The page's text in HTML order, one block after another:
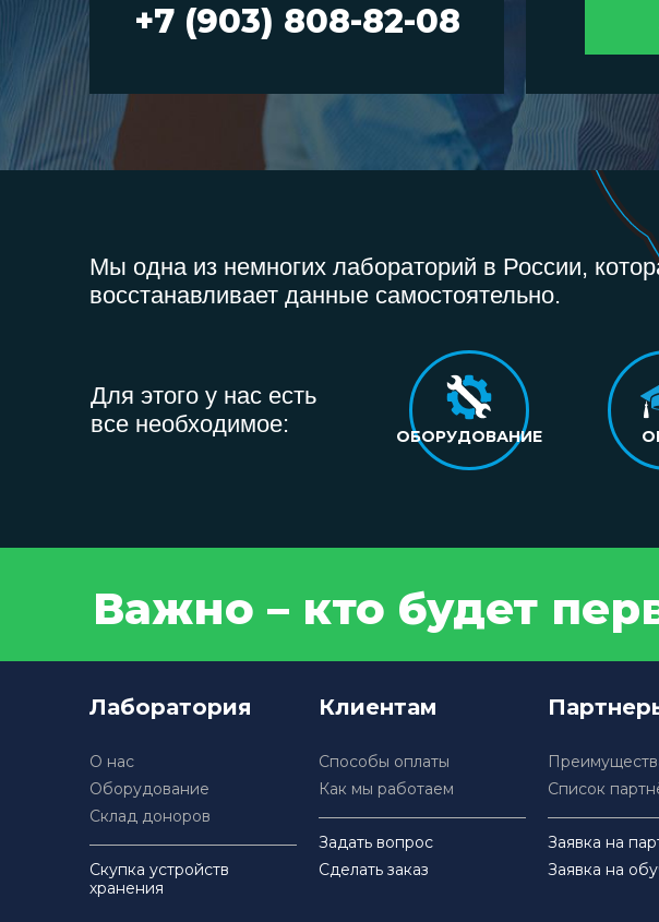
+7 (903) 808-82-08
Мы одна из немногих лабораторий в России,
восстанавливает данные самостоятельно.
Для этого у нас есть
все необходимое:
ОБОРУДОВАНИЕ
Важно – кто будет
Лаборатория
О нас
Оборудование
Склад доноров
Скупка устройств
хранения
Клиентам
Способы оплаты
Как мы работаем
Задать вопрос
Сделать заказ
Список
Заявка на
Заявка на